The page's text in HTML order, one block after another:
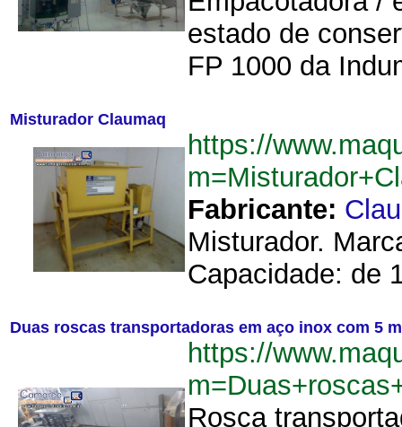
estado de
FP 1000 da
Misturador Claumaq
https://
Fabricante:
Misturador.
Capacidade: de
Duas roscas transportadoras em aço inox com 5
https://
Rosca